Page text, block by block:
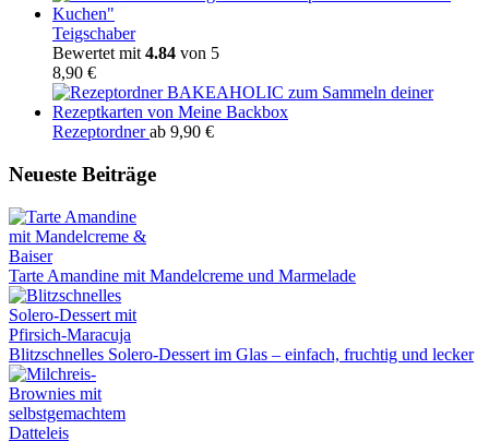
Teigschaber
Bewertet mit 4.84 von 5
8,90 €
Rezeptordner ab 9,90 €
Neueste Beiträge
Tarte Amandine mit Mandelcreme und Marmelade
Blitzschnelles Solero-Dessert im Glas – einfach, fruchtig und lecker